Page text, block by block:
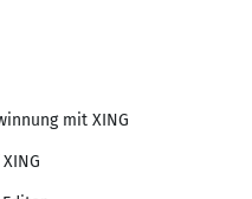
mit XING